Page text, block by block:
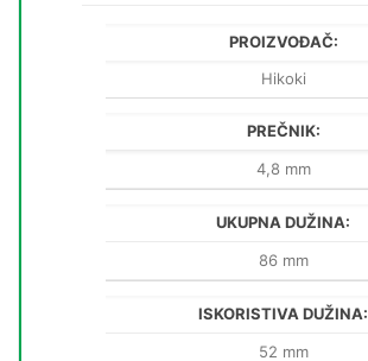
PROIZVOĐAČ:
Hikoki
PREČNIK:
4,8 mm
UKUPNA DUŽINA:
86 mm
ISKORISTIVA DUŽINA:
52 mm